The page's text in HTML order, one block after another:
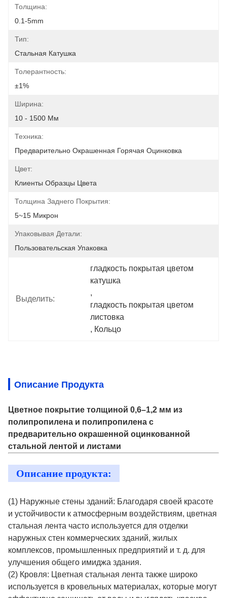
Толщина:
0.1-5mm
Тип:
Стальная Катушка
Толерантность:
±1%
Ширина:
10 - 1500 Мм
Техника:
Предварительно Окрашенная Горячая Оцинковка
Цвет:
Клиенты Образцы Цвета
Толщина Заднего Покрытия:
5~15 Микрон
Упаковывая Детали:
Пользовательская Упаковка
Выделить:
гладкость покрытая цветом
катушка
,
гладкость покрытая цветом
листовка
, Кольцо
Описание Продукта
Цветное покрытие толщиной 0,6–1,2 мм из
полипропилена и полипропилена с
предварительно окрашенной оцинкованной
стальной лентой и листами
Описание продукта:
(1) Наружные стены зданий: Благодаря своей красоте
и устойчивости к атмосферным воздействиям, цветная
стальная лента часто используется для отделки
наружных стен коммерческих зданий, жилых
комплексов, промышленных предприятий и т. д. для
улучшения общего имиджа здания.
(2) Кровля: Цветная стальная лента также широко
используется в кровельных материалах, которые могут